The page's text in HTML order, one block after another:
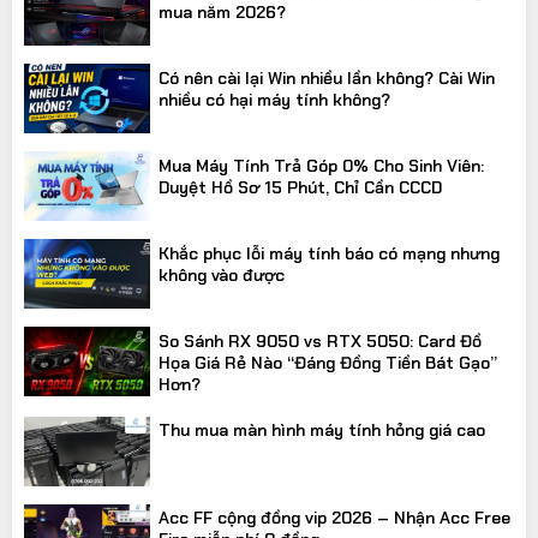
mua năm 2026?
Có nên cài lại Win nhiều lần không? Cài Win
nhiều có hại máy tính không?
Mua Máy Tính Trả Góp 0% Cho Sinh Viên:
Duyệt Hồ Sơ 15 Phút, Chỉ Cần CCCD
Khắc phục lỗi máy tính báo có mạng nhưng
không vào được
So Sánh RX 9050 vs RTX 5050: Card Đồ
Họa Giá Rẻ Nào “Đáng Đồng Tiền Bát Gạo”
Hơn?
Thu mua màn hình máy tính hỏng giá cao
Acc FF cộng đồng vip 2026 – Nhận Acc Free